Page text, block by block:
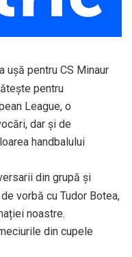
ușă pentru CS Minaur
pentru
League, o
dar și de
handbalului
din grupă și
vorbă cu Tudor Botea,
noastre.
din cupele